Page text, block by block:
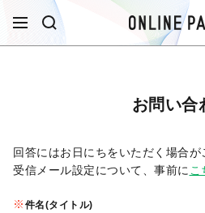
お問い合
回答にはお日にちをいただく場合が
受信メール設定について、事前に こ
件名(タイトル)